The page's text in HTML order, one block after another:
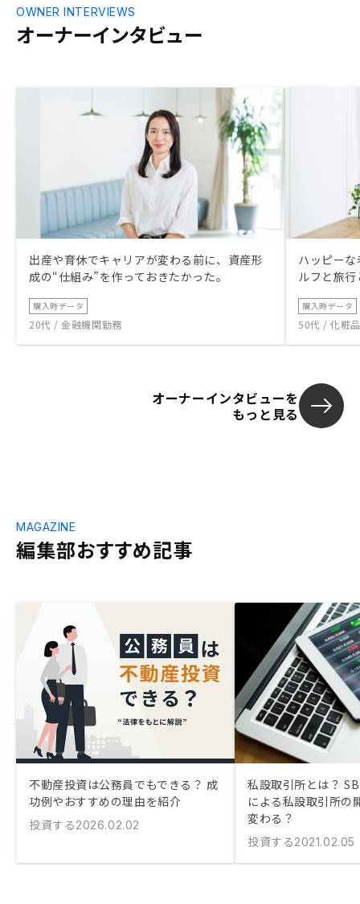
オーナーインタビュー
OWNER INTERVIEWS
出産や育休でキャリアが変わる前に、資産形
成の“仕組み”を作っておきたかった。
購入時データ
20代 / 金融機関勤務
ハッピー
ルフと旅
購入時データ
50代 / 化粧
オーナーインタビューを
もっと見る
編集部おすすめ記事
MAGAZINE
不動産投資は公務員でもできる？ 成
功例やおすすめの理由を紹介
投資する2026.02.02
私設取引所とは？
による私設取引所の
変わる？
投資する2021.02.05